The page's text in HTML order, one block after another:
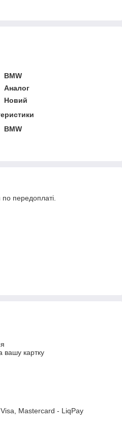
BMW
Аналог
Новий
BMW
по передоплаті.
вашу картку
Mastercard - LiqPay